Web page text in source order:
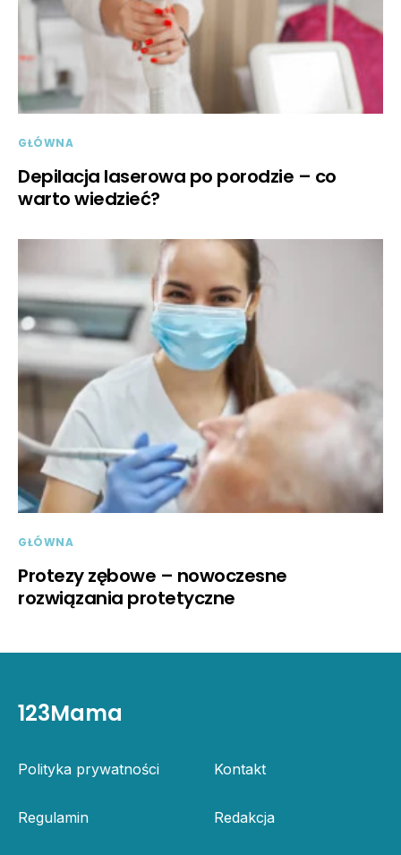
GŁÓWNA
Depilacja laserowa po porodzie – co
warto wiedzieć?
GŁÓWNA
Protezy zębowe – nowoczesne
rozwiązania protetyczne
123Mama
Polityka prywatności Kontakt
Regulamin Redakcja